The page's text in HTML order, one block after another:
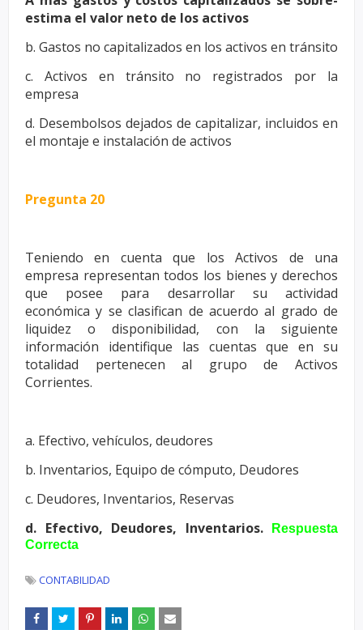
estima el valor neto de los activos
b. Gastos no capitalizados en los activos en tránsito
c. Activos en tránsito no registrados por la
empresa
d. Desembolsos dejados de capitalizar, incluidos en
el montaje e instalación de activos
Pregunta 20
Teniendo en cuenta que los Activos de una
empresa representan todos los bienes y derechos
que posee para desarrollar su actividad
económicay se clasifican de acuerdo al grado de
liquidez o disponibilidad, con la siguiente
información identifique las cuentas que en su
totalidad pertenecen al grupo de Activos
Corrientes.
a. Efectivo, vehículos, deudores
b. Inventarios, Equipo de cómputo, Deudores
c. Deudores, Inventarios, Reservas
d. Efectivo, Deudores, Inventarios.
Respuesta
Correcta
CONTABILIDAD